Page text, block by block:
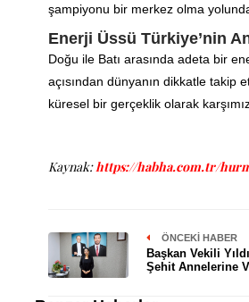
şampiyonu bir merkez olma
Enerji Üssü Türkiye’nin
Doğu ile Batı arasında adeta bir
açısından dünyanın dikkatle takip
küresel bir gerçeklik olarak
Kaynak:https://habha.com.tr/
ÖNCEKI HABER
Başkan Vekili
Şehit Annelerine